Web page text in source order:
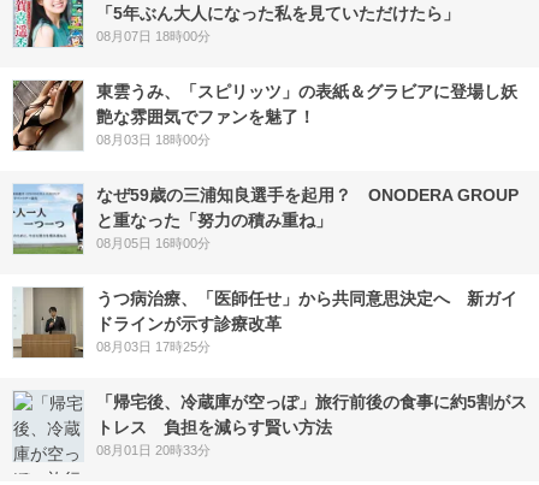
「5年ぶん大人になった私を見ていただけたら」
08月07日 18時00分
東雲うみ、「スピリッツ」の表紙＆グラビアに登場し妖
艶な雰囲気でファンを魅了！
08月03日 18時00分
なぜ59歳の三浦知良選手を起用？ ONODERA GROUP
と重なった「努力の積み重ね」
08月05日 16時00分
うつ病治療、「医師任せ」から共同意思決定へ 新ガイ
ドラインが示す診療改革
08月03日 17時25分
「帰宅後、冷蔵庫が空っぽ」旅行前後の食事に約5割がス
トレス 負担を減らす賢い方法
08月01日 20時33分